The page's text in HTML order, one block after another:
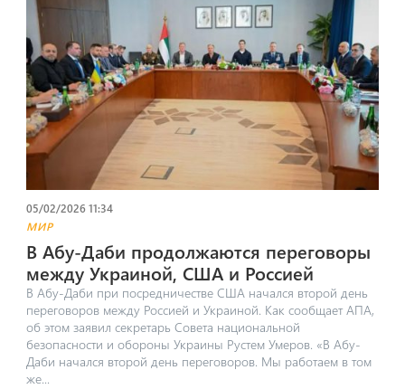
05/02/2026 11:34
МИР
В Абу-Даби продолжаются переговоры
между Украиной, США и Россией
В Абу-Даби при посредничестве США начался второй день
переговоров между Россией и Украиной. Как сообщает АПА,
об этом заявил секретарь Совета национальной
безопасности и обороны Украины Рустем Умеров. «В Абу-
Даби начался второй день переговоров. Мы работаем в том
же...